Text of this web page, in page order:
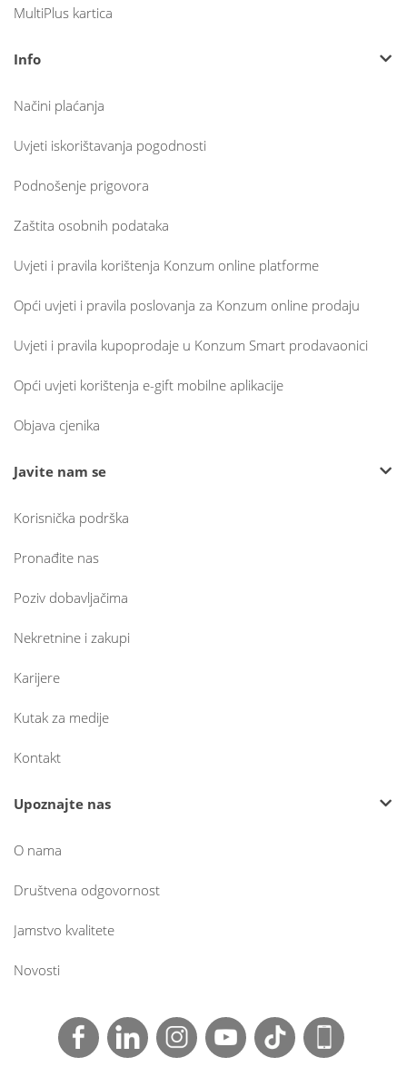
MultiPlus kartica
Info
Načini plaćanja
Uvjeti iskorištavanja pogodnosti
Podnošenje prigovora
Zaštita osobnih podataka
Uvjeti i pravila korištenja Konzum online platforme
Opći uvjeti i pravila poslovanja za Konzum online prodaju
Uvjeti i pravila kupoprodaje u Konzum Smart prodavaonici
Opći uvjeti korištenja e-gift mobilne aplikacije
Objava cjenika
Javite nam se
Korisnička podrška
Pronađite nas
Poziv dobavljačima
Nekretnine i zakupi
Karijere
Kutak za medije
Kontakt
Upoznajte nas
O nama
Društvena odgovornost
Jamstvo kvalitete
Novosti